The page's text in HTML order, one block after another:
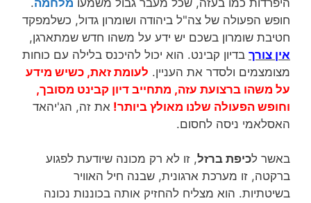
חופש הפעולה של צה"ל ביהודה ושומרון גדול, כשלמפקד
חטיבת שומרון בשכם יש ידע על משהו חדש שמתארגן,
אין צורך בדיון קבינט. הוא יכול להיכנס בלילה עם כוחות
מצומצמים ולסדר את העניין. לעומת זאת, כשיש מידע
על משהו ברצועת עזה, מתחייב דיון קבינט מסובך,
וחופש הפעולה שלנו מאולץ ביותר! את זה, הג'יהאד
האסלאמי ניסה לחסום.
באשר לכיפת ברזל, זו לא רק מכונה שיודעת לפגוע
ברקטה, זו מערכת ארגונית, שבנה חיל האוויר
בשיטתיות. הוא מצליח להחזיק אותה בכוננות נכונה